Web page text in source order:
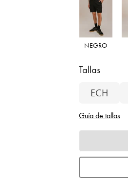
NEGRO
Tallas
ECH
Guía de tallas